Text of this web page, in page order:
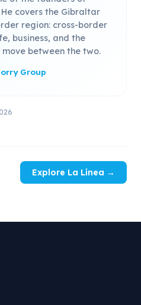
covers the Gibraltar
region: cross-border
business, and the
between the two.
Group
Explore La Línea →